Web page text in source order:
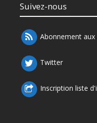
Suivez-nous
Abonnement aux
Twitter
Inscription liste